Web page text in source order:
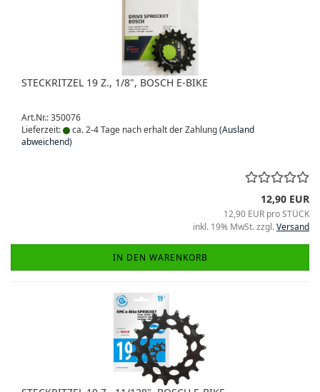
STECKRITZEL 19 Z., 1/8", BOSCH E-BIKE
Art.Nr.: 350076
Lieferzeit:
ca. 2-4 Tage nach erhalt der Zahlung(Ausland
abweichend)
12,90 EUR
12,90 EUR pro STÜCK
inkl. 19% MwSt. zzgl.Versand
IN DEN WARENKORB